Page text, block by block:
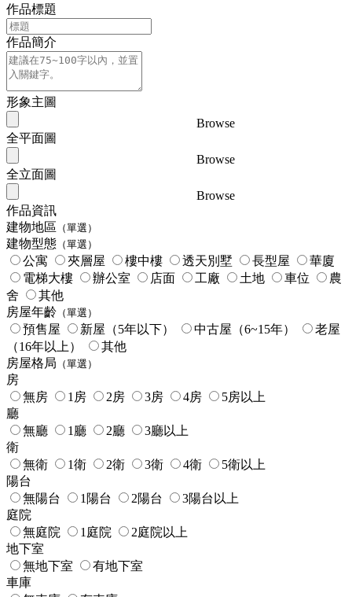
作品標題
作品簡介
形象主圖
Browse
全平面圖
Browse
全立面圖
Browse
作品資訊
建物地區 （單選）
建物型態 （單選）
公寓 夾層屋 樓中樓 透天別墅 長型屋
華廈
電梯大樓
辦公室 店面 工廠 土地 車位
農
舍
其他
房屋年齡 （單選）
預售屋 新屋（5年以下） 中古屋（6~15年）
老屋
（16年以上）
其他
房屋格局 （單選）
房
無房
1房 2房 3房 4房
5房以上
廳
無廳
1廳 2廳
3廳以上
衛
無衛
1衛 2衛 3衛 4衛
5衛以上
陽台
無陽台
1陽台 2陽台
3陽台以上
庭院
無庭院
1庭院
2庭院以上
地下室
無地下室
有地下室
車庫